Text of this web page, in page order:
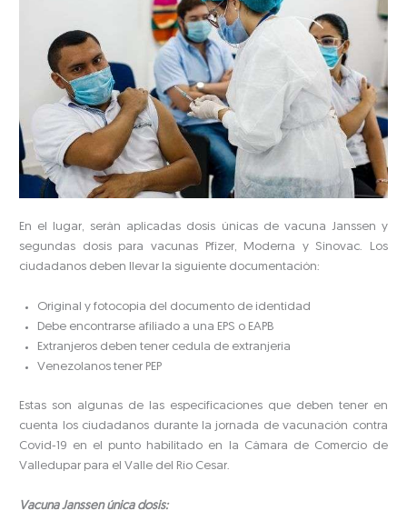
En el lugar, serán aplicadas dosis únicas de vacuna Janssen y
segundas dosis para vacunas Pfizer, Moderna y Sinovac. Los
ciudadanos deben llevar la siguiente documentación:
Original y fotocopia del documento de identidad
Debe encontrarse afiliado a una EPS o EAPB
Extranjeros deben tener cedula de extranjería
Venezolanos tener PEP
Estas son algunas de las especificaciones que deben tener en
cuenta los ciudadanos durante la jornada de vacunación contra
Covid-19 en el punto habilitado en la Cámara de Comercio de
Valledupar para el Valle del Río Cesar.
Vacuna Janssen única dosis: